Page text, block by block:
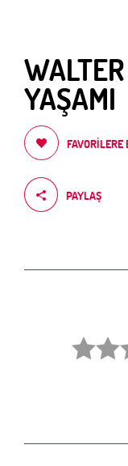
YAŞAMI
FAVORILERE
PAYLAŞ